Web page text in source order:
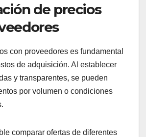
de precios
con proveedores es fundamental
de adquisición. Al establecer
y transparentes, se pueden
por volumen o condiciones
comparar ofertas de diferentes